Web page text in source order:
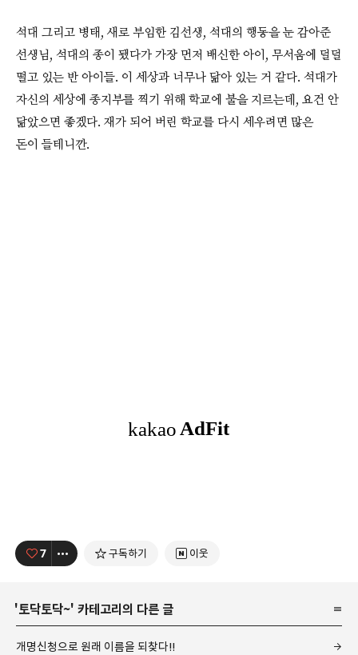
석대 그리고 병태, 새로 부임한 김선생, 석대의 행동을 눈 감아준
선생님, 석대의 종이 됐다가 가장 먼저 배신한 아이, 무서움에 덜덜
떨고 있는 반 아이들. 이 세상과 너무나 닮아 있는 거 같다. 석대가
자신의 세상에 종지부를 찍기 위해 학교에 불을 지르는데, 요건 안
닮았으면 좋겠다. 재가 되어 버린 학교를 다시 세우려면 많은
돈이 들테니깐.
7 구독하기 이웃
'토닥토닥~' 카테고리의 다른 글
개명신청으로 원래 이름을 되찾다!!